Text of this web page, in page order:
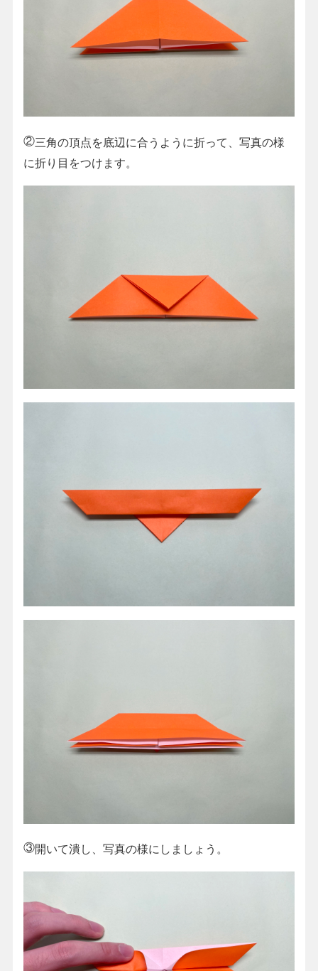
②三角の頂点を底辺に合うように折って、写真の様
に折り目をつけます。
③開いて潰し、写真の様にしましょう。